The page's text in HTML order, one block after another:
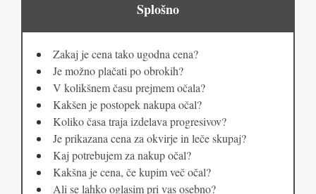
Splošno
Zakaj je cena tako ugodna cena?
Je možno plačati po obrokih?
V kolikšnem času prejmem očala?
Kakšen je postopek nakupa očal?
Koliko časa traja izdelava progresivov?
Je prikazana cena za okvirje in leče skupaj?
Kaj potrebujem za nakup očal?
Kakšna je cena, če kupim več očal?
Ali se lahko oglasim pri vas osebno?